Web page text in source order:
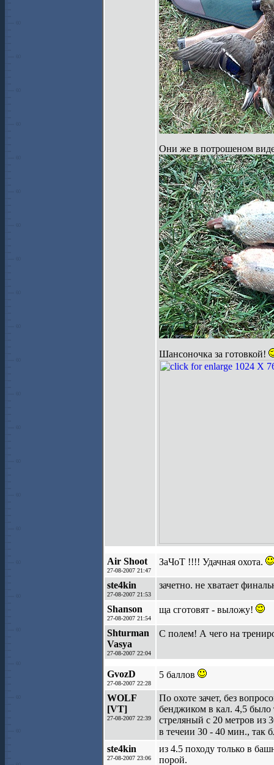
Они же в потрошеном
Шансоночка за готовкой!
Air Shoot
27-08-2007 21:47
ЗаЧоТ !!!! Удачная охота.
ste4kin
27-08-2007 21:53
зачетно. не хватает
Shanson
27-08-2007 21:54
ща сготовят - выложу!
Shturman
Vasya
27-08-2007 22:04
C полем! А чего на
GvozD
27-08-2007 22:28
5 баллов
WOLF
[VT]
27-08-2007 22:39
По охоте зачет, без
бенджиком в кал. 4,5 было
стреляный с 20 метров из
в течеии 30 - 40 мин., так
ste4kin
27-08-2007 23:06
из 4.5 походу только в
порой.